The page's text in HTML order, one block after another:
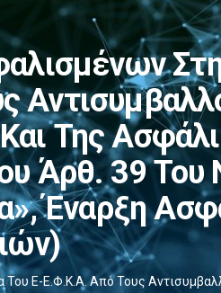
Της
Άρθ. 39
Έναρξη
E-Ε.Φ.Κ.Α. Από Τους